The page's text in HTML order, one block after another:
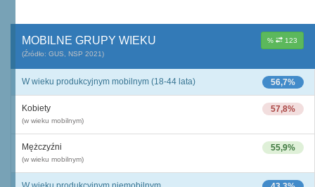
% 123
MOBILNE GRUPY WIEKU
(Źródło: GUS, NSP 2021)
56,7%
W wieku produkcyjnym mobilnym (18-44 lata)
57,8%
Kobiety
(w wieku mobilnym)
55,9%
Mężczyźni
(w wieku mobilnym)